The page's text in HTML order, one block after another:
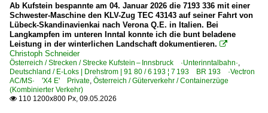
Ab Kufstein bespannte am 04. Januar 2026 die 7193 336 mit einer
Schwester-Maschine den KLV-Zug TEC 43143 auf seiner Fahrt von
Lübeck-Skandinavienkai nach Verona Q.E. in Italien. Bei
Langkampfen im unteren Inntal konnte ich die bunt beladene
Leistung in der winterlichen Landschaft dokumentieren. 
Christoph Schneider
Österreich / Strecken / Strecke Kufstein – Innsbruck ·Unterinntalbahn·,
Deutschland / E-Loks | Drehstrom | 91 80 / 6 193 ¦ 7 193 BR 193 ·Vectron
AC/MS· 'X4 E' Private, Österreich / Güterverkehr / Containerzüge
(Kombinierter Verkehr)
 110 1200x800 Px, 09.05.2026